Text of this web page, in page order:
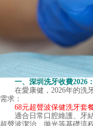
一、 深圳洗牙收費2026
在愛康健，2026年的洗牙
需求：
68元超聲波保健洗牙套
適合日常口腔維護、牙結
超聲波潔治、拋光等基礎流